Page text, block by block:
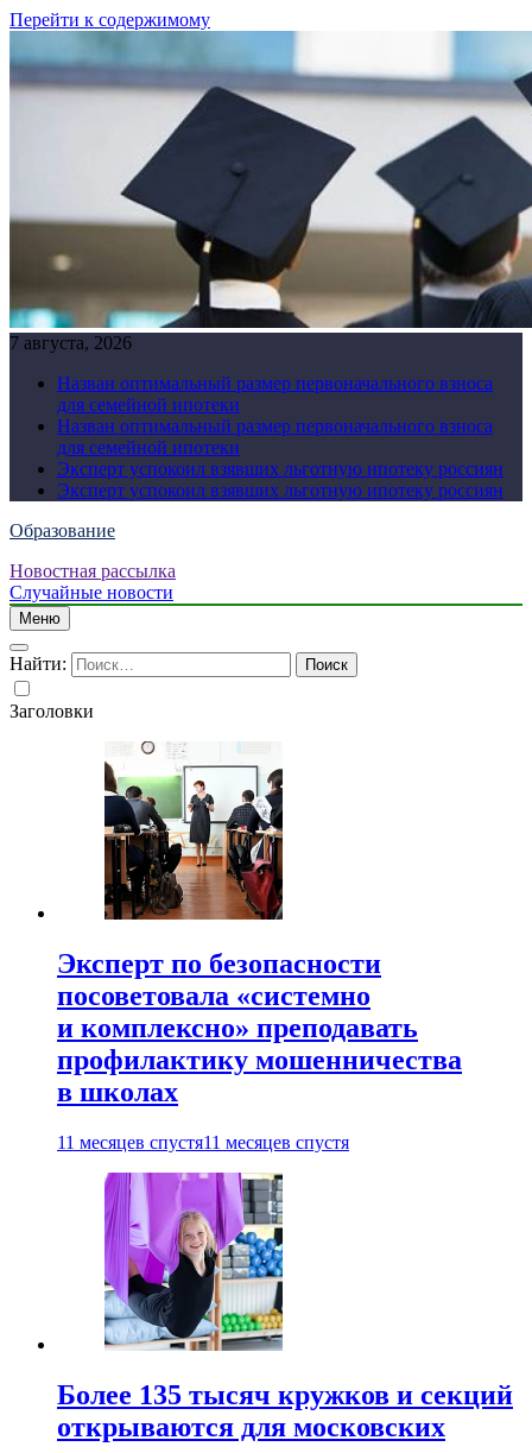
Перейти к содержимому
7 августа, 2026
Назван оптимальный размер первоначального взноса
для семейной ипотеки
Назван оптимальный размер первоначального взноса
для семейной ипотеки
Эксперт успокоил взявших льготную ипотеку россиян
Эксперт успокоил взявших льготную ипотеку россиян
Образование
Новостная рассылка
Случайные новости
Меню
Найти:
Заголовки
Эксперт по безопасности
посоветовала «системно
и комплексно» преподавать
профилактику мошенничества
в школах
11 месяцев спустя11 месяцев спустя
Более 135 тысяч кружков и секций
открываются для московских